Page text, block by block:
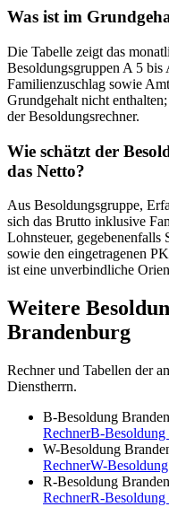
Was ist im
Die Tabelle zeigt das
Besoldungsgruppen A 5 bis
Familienzuschlag sowie
Grundgehalt nicht
der Besoldungsrechner.
Wie schätzt der
das Netto?
Aus Besoldungsgruppe,
sich das Brutto inklusive
Lohnsteuer, gegebenenfalls
sowie den eingetragenen
ist eine unverbindliche
Weitere
Brandenburg
Rechner und Tabellen der
Dienstherrn.
B-Besoldung
RechnerB-Besoldung
W-Besoldung
RechnerW-
R-Besoldung
RechnerR-Besoldung